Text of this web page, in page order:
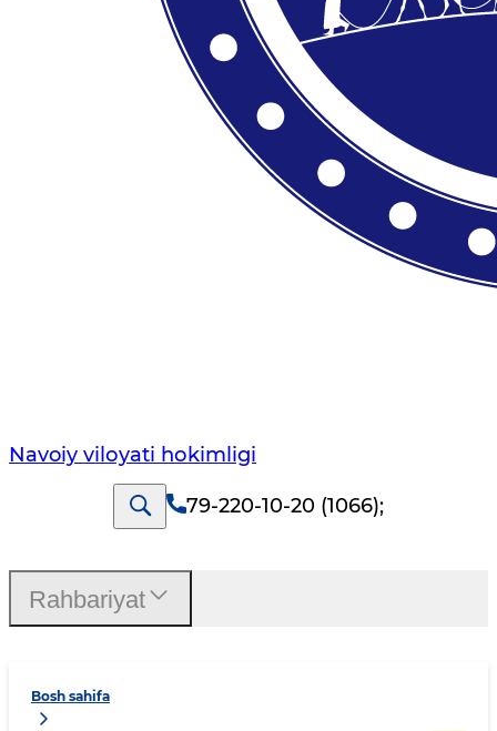
Navoiy vilоyati hоkimligi
79-220-10-20 (1066);
Bosh sahifa
Rahbariyat